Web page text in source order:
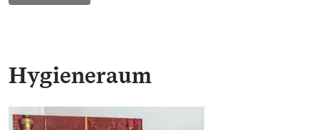
Hygieneraum